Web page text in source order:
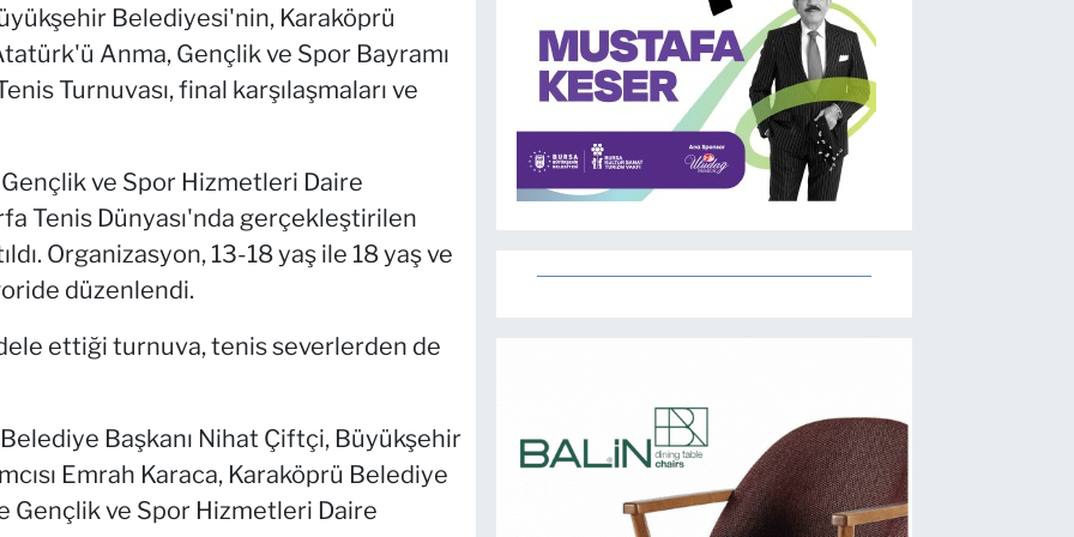
Belediyesi'nin, Karaköprü
Anma, Gençlik ve Spor Bayramı
Turnuvası, final karşılaşmaları ve
ve Spor Hizmetleri Daire
Tenis Dünyası'nda gerçekleştirilen
Organizasyon, 13-18 yaş ile 18 yaş ve
düzenlendi.
ettiği turnuva, tenis severlerden de
Başkanı Nihat Çiftçi, Büyükşehir
Emrah Karaca, Karaköprü Belediye
Gençlik ve Spor Hizmetleri Daire